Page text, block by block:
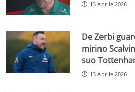
13 Aprile 2026
De Zerbi
mirino
suo
13 Aprile 2026